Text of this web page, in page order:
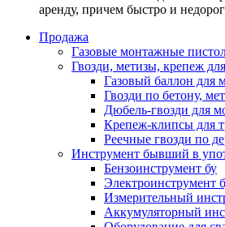
аренду, причем быстро и
Продажа
Газовые монтажные
Гвозди, метизы, крепеж
Газовый баллон для
Гвозди по бетону,
Дюбель-гвозди для
Крепеж-клипсы для
Реечные гвозди по
Инструмент бывший в
Бензоинструмент бу
Электроинструмент
Измерительный
Аккумуляторный